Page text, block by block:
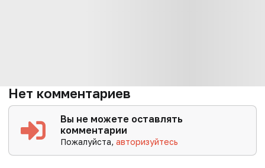
Нет комментариев
Вы не можете оставлять
комментарии
Пожалуйста,авторизуйтесь